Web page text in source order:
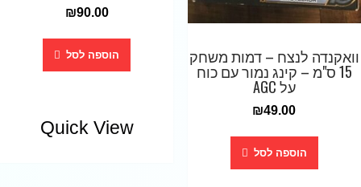
וואקנדה לנצח – דמות משחק
15 ס"מ – קינג נמור עם כוח
על AGC
₪49.00
הוספה לסל
₪90.00
הוספה לסל
Quick View